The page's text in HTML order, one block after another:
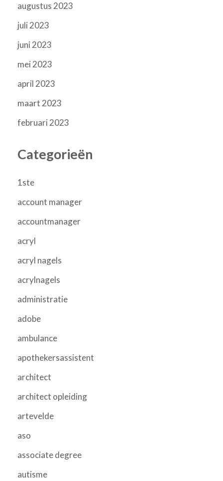
augustus 2023
juli 2023
juni 2023
mei 2023
april 2023
maart 2023
februari 2023
Categorieën
1ste
account manager
accountmanager
acryl
acryl nagels
acrylnagels
administratie
adobe
ambulance
apothekersassistent
architect
architect opleiding
artevelde
aso
associate degree
autisme